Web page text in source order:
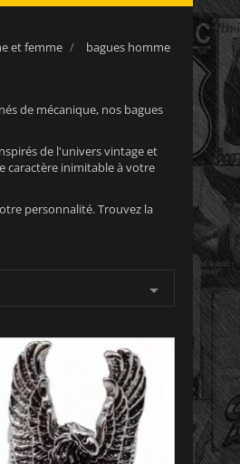
et femme bagues homme
de mécanique, nos bagues
de l'univers vintage et
caractère inimitable à votre
personnalité. Trouvez la
